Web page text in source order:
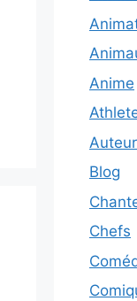
Anime
Blog
Chefs